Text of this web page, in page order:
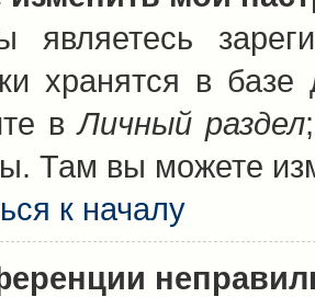
являетесь
хранятся в
вЛичный раздел
Там вы можете
к началу